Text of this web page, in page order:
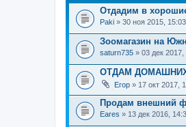
Отдадим в
Paki » 30 ноя 2015, 15:03
Зоомагазин на
saturn735 » 03 дек 2017,
ОТДАМ
Егор » 17 окт 2017,
Продам внешний
Eares » 13 дек 2016,